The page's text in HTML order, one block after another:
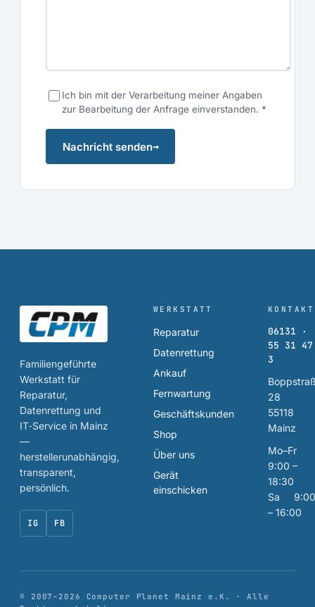
Ich bin mit der Verarbeitung meiner Angaben
zur Bearbeitung der Anfrage einverstanden. *
Nachricht senden→
Familiengeführte
Werkstatt für
Reparatur,
Datenrettung und
IT‑Service in Mainz
—
herstellerunabhängig,
transparent,
persönlich.
IG FB
WERKSTATT
Reparatur
Datenrettung
Ankauf
Fernwartung
Geschäftskunden
Shop
Über uns
Gerät
einschicken
KONTAKT
06131 ·
55 31 47
3
28
55118
Mainz
Mo–Fr
9:00 –
18:30
Sa 9:00
– 16:00
© 2007– 2026
Computer Planet Mainz e.K. · Alle